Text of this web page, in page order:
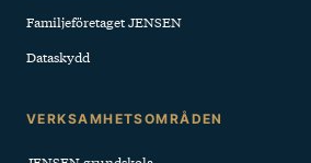
Familjeföretaget JENSEN
Dataskydd
VERKSAMHETSOMRÅDEN